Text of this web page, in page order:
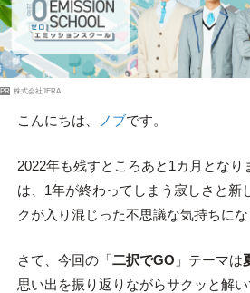
PR 株式会社JERA
こんにちは、 ノブです。
2022年も残すところあと1カ月となり
は、1年が終わってしまう寂しさと新
クが入り混じった不思議な気持ちにな
さて、今回の「二択でGO 」テーマは
思い出を振り返りながらサクッと解